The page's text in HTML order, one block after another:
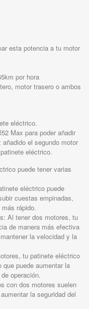
esta potencia a tu motor
por hora
motor trasero o ambos
eléctrico.
Max para poder añadir
el segundo motor
eléctrico.
puede tener varias
eléctrico puede
cuestas empinadas,
rápido.
Al tener dos motores, tu
de manera más efectiva
la velocidad y la
tu patinete eléctrico
puede aumentar la
operación.
con dos motores suelen
la seguridad del